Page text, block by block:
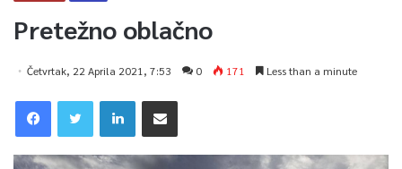
Pretežno oblačno
Četvrtak, 22 Aprila 2021, 7:53 0 171 Less than a minute